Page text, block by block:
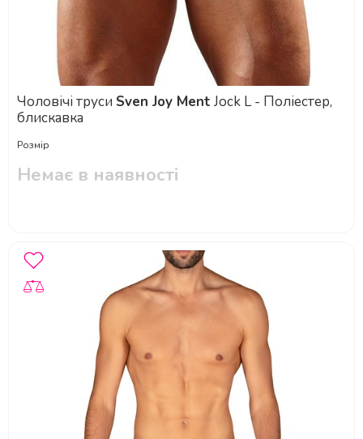
Чоловічі труси Sven Joy Ment Jock L - Поліестер,
блискавка
Розмір
Немає в наявності